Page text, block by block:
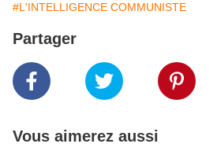
#L'INTELLIGENCE COMMUNISTE
Partager
Vous aimerez aussi